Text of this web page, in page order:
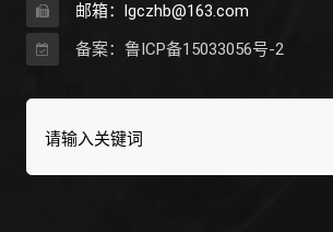
邮箱：lgczhb@163.com
备案：鲁ICP备15033056号-2